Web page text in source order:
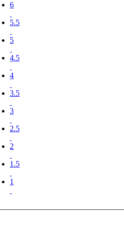
6
5.5
5
4.5
4
3.5
3
2.5
2
1.5
1